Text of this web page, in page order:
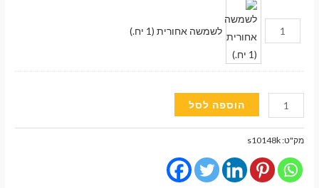
לשמשה אחורית (1 יח.)
כמות
של
וילונות
מגנטיים
הוספה לסל
מק"ט:s10148k